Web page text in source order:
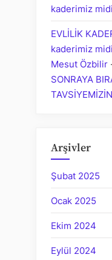
kaderimiz
EVLİLİK
kaderimiz
Mesut Özbilir
SONRAYA
Arşivler
Şubat 2025
Ocak 2025
Ekim 2024
Eylül 2024